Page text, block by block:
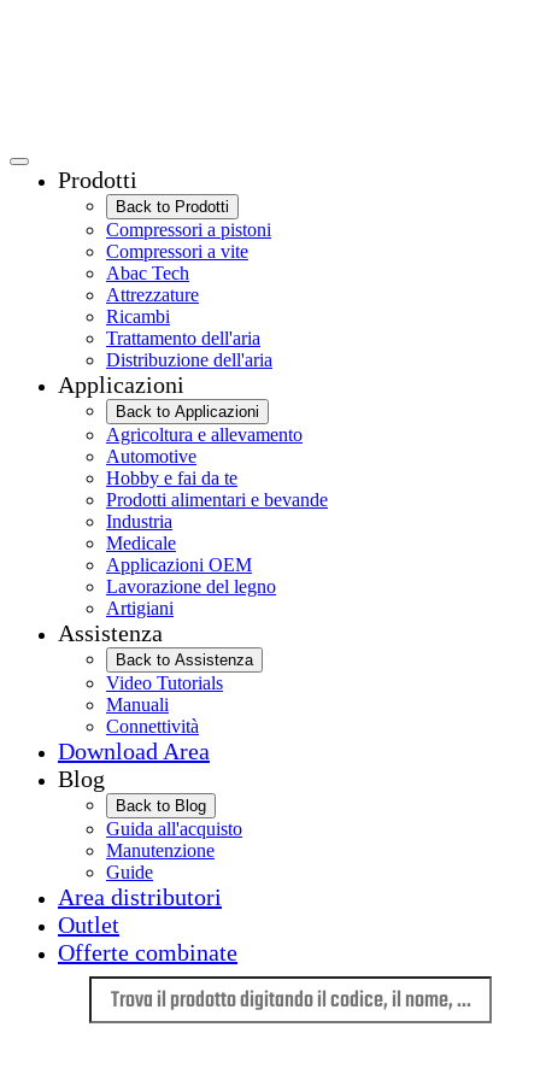
Prodotti
Back to Prodotti
Compressori a pistoni
Compressori a vite
Abac Tech
Attrezzature
Ricambi
Trattamento dell'aria
Distribuzione dell'aria
Applicazioni
Back to Applicazioni
Agricoltura e allevamento
Automotive
Hobby e fai da te
Prodotti alimentari e bevande
Industria
Medicale
Applicazioni OEM
Lavorazione del legno
Artigiani
Assistenza
Back to Assistenza
Video Tutorials
Manuali
Connettività
Download Area
Blog
Back to Blog
Guida all'acquisto
Manutenzione
Guide
Area distributori
Outlet
Offerte combinate